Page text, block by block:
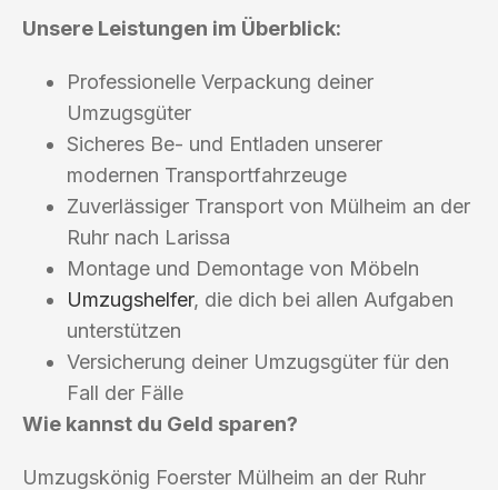
Unsere Leistungen im Überblick:
Professionelle Verpackung deiner
Umzugsgüter
Sicheres Be- und Entladen unserer
modernen Transportfahrzeuge
Zuverlässiger Transport von Mülheim an der
Ruhr nach Larissa
Montage und Demontage von Möbeln
Umzugshelfer, die dich bei allen Aufgaben
unterstützen
Versicherung deiner Umzugsgüter für den
Fall der Fälle
Wie kannst du Geld sparen?
Umzugskönig Foerster Mülheim an der Ruhr